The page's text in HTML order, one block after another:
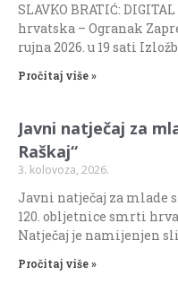
SLAVKO BRATIĆ:
hrvatska – Ogranak
rujna 2026. u 19 sati
Pročitaj više »
Javni natječaj za
Raškaj“
3. kolovoza, 2026.
Javni natječaj za mlade
120. obljetnice smrti
Natječaj je namijenjen
Pročitaj više »